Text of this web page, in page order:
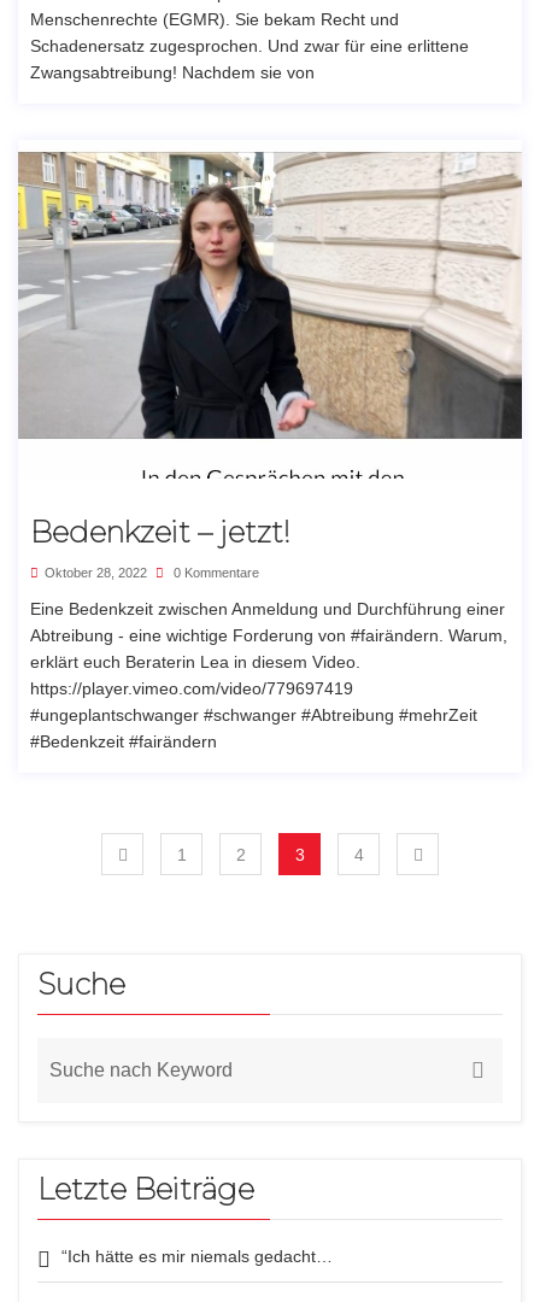
Menschenrechte (EGMR). Sie bekam Recht und
Schadenersatz zugesprochen. Und zwar für eine erlittene
Zwangsabtreibung! Nachdem sie von
Bedenkzeit – jetzt!
Oktober 28, 2022 0 Kommentare
Eine Bedenkzeit zwischen Anmeldung und Durchführung einer
Abtreibung - eine wichtige Forderung von #fairändern. Warum,
erklärt euch Beraterin Lea in diesem Video.
https://player.vimeo.com/video/779697419
#ungeplantschwanger #schwanger #Abtreibung #mehrZeit
#Bedenkzeit #fairändern
1 2 3 4
Suche
Letzte Beiträge
“Ich hätte es mir niemals gedacht…